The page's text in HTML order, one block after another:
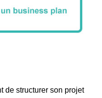
de structurer son projet